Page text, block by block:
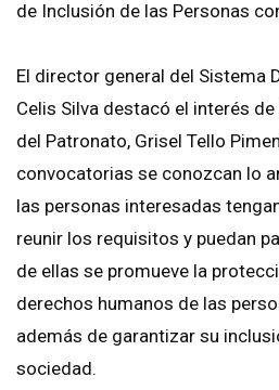
de Inclusión de las Personas
El director general del Sistema
Celis Silva destacó el interés
del Patronato, Grisel Tello
convocatorias se conozcan lo
las personas interesadas
reunir los requisitos y puedan
de ellas se promueve la
derechos humanos de las
además de garantizar su
sociedad.